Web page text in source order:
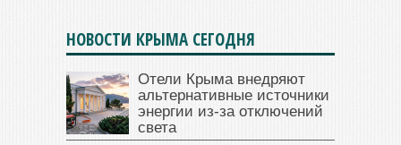
НОВОСТИ КРЫМА СЕГОДНЯ
Отели Крыма внедряют
альтернативные источники
энергии из-за отключений
света